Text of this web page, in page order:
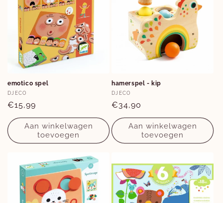
emotico spel
Verkoper:
DJECO
Normale
prijs
€15,99
Aan winkelwagen
toevoegen
hamerspel - kip
Verkoper:
DJECO
Normale
prijs
€34,90
Aan winkelwagen
toevoegen